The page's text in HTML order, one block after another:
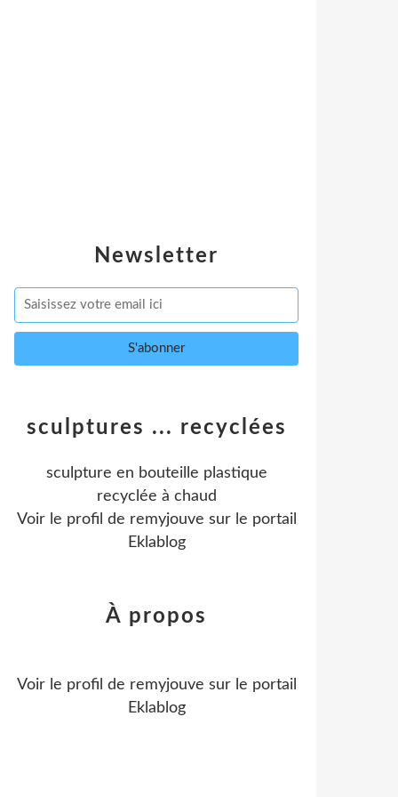
Newsletter
sculptures ... recyclées
sculpture en bouteille plastique
recyclée à chaud
Voir le profil de remyjouve sur le portail
Eklablog
À propos
Voir le profil de remyjouve sur le portail
Eklablog